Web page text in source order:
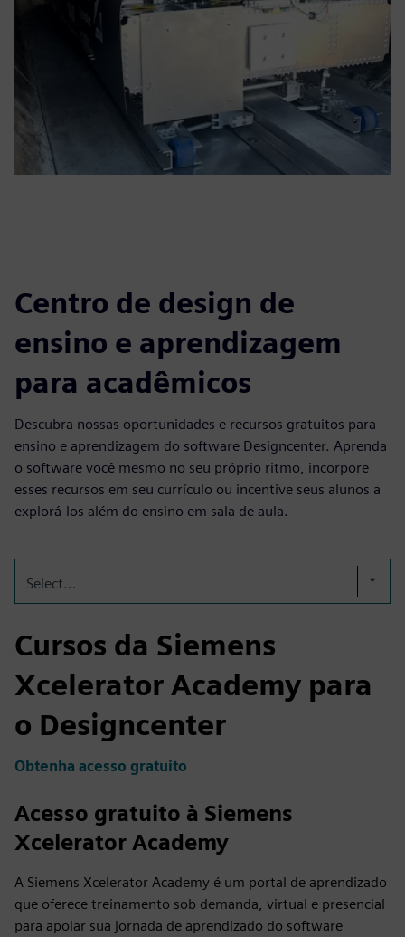
Centro de design de
ensino e aprendizagem
para acadêmicos
Descubra nossas oportunidades e recursos gratuitos para
ensino e aprendizagem do software Designcenter. Aprenda
o software você mesmo no seu próprio ritmo, incorpore
esses recursos em seu currículo ou incentive seus alunos a
explorá-los além do ensino em sala de aula.
Select...
Cursos da Siemens
Xcelerator Academy para
o Designcenter
Obtenha acesso gratuito
Acesso gratuito à Siemens
Xcelerator Academy
A Siemens Xcelerator Academy é um portal de aprendizado
que oferece treinamento sob demanda, virtual e presencial
para apoiar sua jornada de aprendizado do software